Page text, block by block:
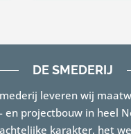
DE SMEDERIJ
leveren wij
en projectbouw in heel
karakter, het